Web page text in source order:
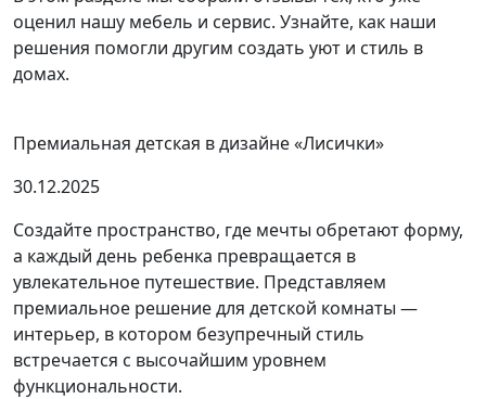
оценил нашу мебель и сервис. Узнайте, как наши
решения помогли другим создать уют и стиль в
домах.
Премиальная детская в дизайне «Лисички»
30.12.2025
Создайте пространство, где мечты обретают форму,
а каждый день ребенка превращается в
увлекательное путешествие. Представляем
премиальное решение для детской комнаты —
интерьер, в котором безупречный стиль
встречается с высочайшим уровнем
функциональности.